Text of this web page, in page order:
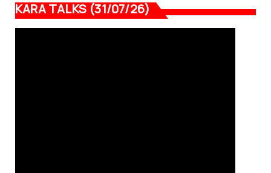
KARA TALKS (31/07/26)